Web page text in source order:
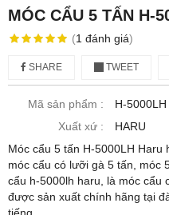
MÓC CẨU 5 TẤN H-
(1 đánh giá)
SHARE TWEET
Mã sản phẩm :
H-5000LH
Xuất xứ :
HARU
Móc cẩu 5 tấn H-5000LH Haru
móc cẩu có lưỡi gà 5 tấn, móc
cẩu h-5000lh haru, là móc cẩu
được sản xuất chính hãng tại